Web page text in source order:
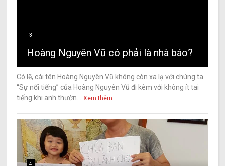
3
Hoàng Nguyên Vũ có phải là nhà báo?
Có lẽ, cái tên Hoàng Nguyên Vũ không còn xa lạ với chúng ta.
“Sự nổi tiếng” của Hoàng Nguyên Vũ đi kèm với không ít tai
tiếng khi anh thườn...
Xem thêm
4